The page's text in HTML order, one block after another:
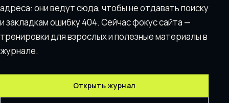
адреса: они ведут сюда, чтобы не отдавать поискy
и закладкам ошибку 404. Сейчас фокус сайта —
тренировки для взрослых и полезные материалы в
журнале.
Открыть журнал